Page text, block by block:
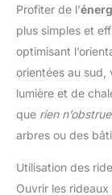
Profiter de l’
plus simples et
optimisant
orientées au sud,
lumière et de
que rien n’obstrue
arbres ou des
Utilisation des
Ouvrir les